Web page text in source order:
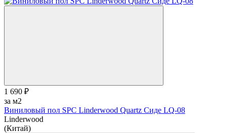
1 690 ₽
за м2
Виниловый пол SPC Linderwood Quartz Сиде LQ-08
Linderwood
(Китай)